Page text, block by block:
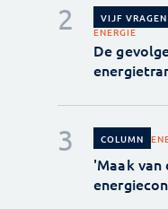
VIJF VRAGEN
ENERGIE
De
COLUMN
'Maak van